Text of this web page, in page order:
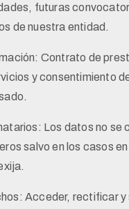
futuras
de nuestra entidad.
Contrato de
y consentimiento
Los datos no se
salvo en los casos en
Acceder, rectificar y